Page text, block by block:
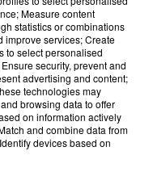
la plage ou du
:
le trafic toutes les
vacances et notre
plage" pour gagner
Measure content
statistics or combinations
improve services; Create
to select personalised
security, prevent and
advertising and content;
technologies may
browsing data to offer
on information actively
and combine data from
devices based on